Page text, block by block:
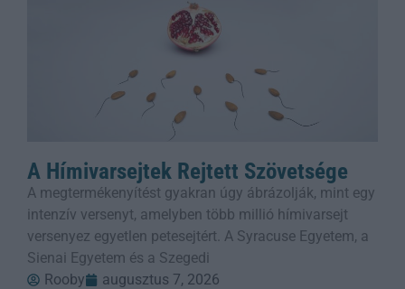
A Hímivarsejtek Rejtett Szövetsége
A megtermékenyítést gyakran úgy ábrázolják, mint egy
intenzív versenyt, amelyben több millió hímivarsejt
versenyez egyetlen petesejtért. A Syracuse Egyetem, a
Sienai Egyetem és a Szegedi
Rooby
augusztus 7, 2026